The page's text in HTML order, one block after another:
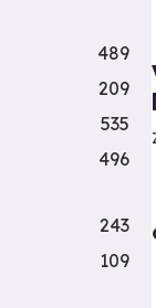
489
209
535
496
243
109